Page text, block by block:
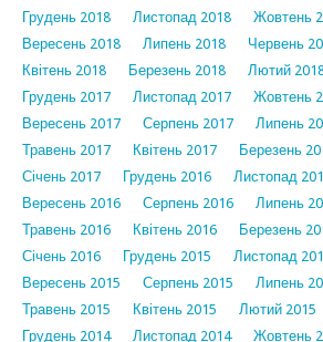
Грудень 2018
Листопад 2018
Жовтень
Вересень 2018
Липень 2018 Червень
Квітень 2018
Березень 2018 Лютий
Грудень 2017
Листопад 2017
Жовтень
Вересень 2017
Серпень 2017 Липень
Травень 2017
Квітень 2017 Березень
Січень 2017
Грудень 2016 Листопад
Вересень 2016
Серпень 2016 Липень
Травень 2016
Квітень 2016 Березень
Січень 2016
Грудень 2015 Листопад
Вересень 2015
Серпень 2015 Липень
Травень 2015
Квітень 2015 Лютий 2015
Грудень 2014
Листопад 2014
Жовтень